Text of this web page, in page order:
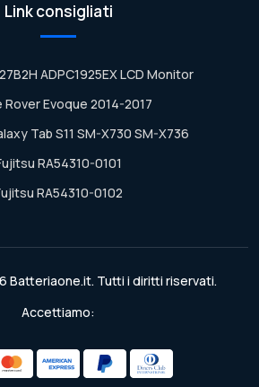
Link consigliati
ADPC1925EX LCD Monitor
Rover Evoque 2014-2017
Tab S11 SM-X730 SM-X736
RA54310-0101
RA54310-0102
Batteriaone.it. Tutti i diritti riservati.
Accettiamo: